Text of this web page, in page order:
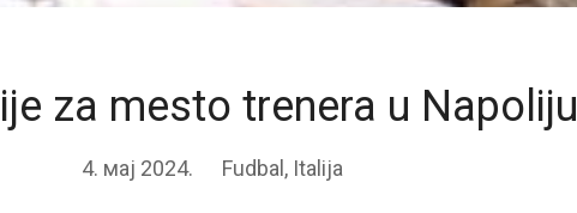
za mesto trenera u Napoliju
4. мај 2024. Fudbal , Italija